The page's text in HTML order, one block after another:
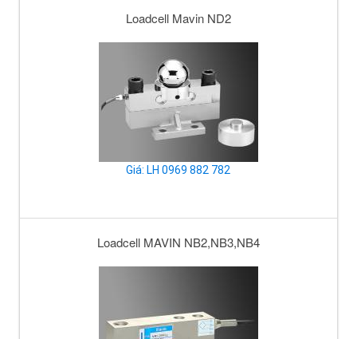
Loadcell Mavin ND2
Giá: LH 0969 882 782
Loadcell MAVIN NB2,NB3,NB4